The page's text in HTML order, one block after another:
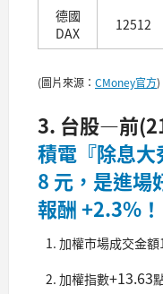
德國
DAX
12512
(圖片來源： CMoney官方)
3. 台股—前
積電『除息
8 元，是進場
報酬 +2.3%！
加權市場成交金
加權指數+13.63